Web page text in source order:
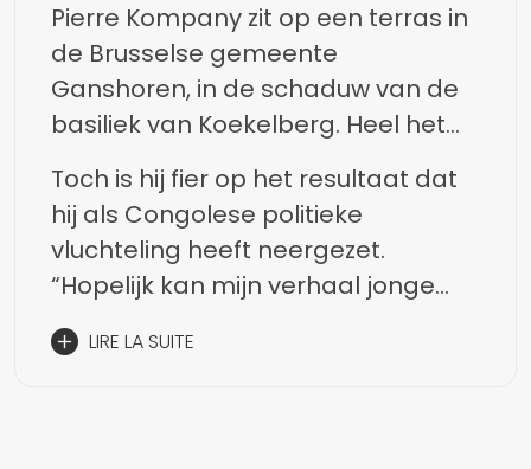
Vincent.
Pierre Kompany zit op een terras in
de Brusselse gemeente
Ganshoren, in de schaduw van de
basiliek van Koekelberg. Heel het
schudden en omhelzingen
incasseren van voorbijgangers die
hem feliciteren met zijn klinkende
verkiezingsoverwinning. En die heeft
hij niet alleen te danken aan de
Toch is hij fier op het resultaat dat
hij als Congolese politieke
vluchteling heeft neergezet.
“Hopelijk kan mijn verhaal jonge
gasten
inspireren om hun best te doen.
LIRE LA SUITE